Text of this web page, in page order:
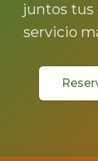
juntos tus
servicio